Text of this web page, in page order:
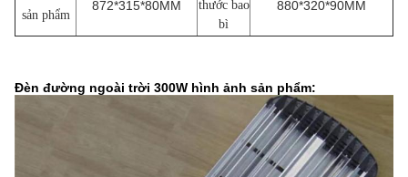
sản phẩm
872*315*80MM
thước bao
bì
880*320*90MM
Đèn đường ngoài trời 300W hình ảnh sản phẩm: